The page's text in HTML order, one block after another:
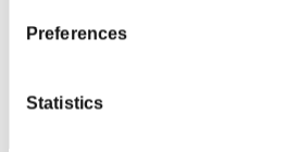
Preferences
Statistics